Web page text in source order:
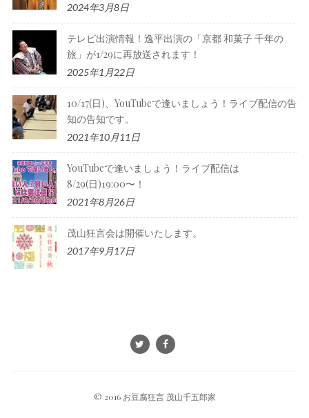
2024年3月8日
テレビ出演情報！逸平出演の「京都 和菓⼦ 千年の
旅」が1/29に再放送されます！
2025年1月22日
10/17(日)、YouTubeで逢いましょう！ライブ配信の告
知の告知です。
2021年10月11日
YouTubeで逢いましょう！ライブ配信は
8/29(日)19:00〜！
2021年8月26日
茂山狂言会は開催いたします。
2017年9月17日
© 2016 お豆腐狂言 茂山千五郎家